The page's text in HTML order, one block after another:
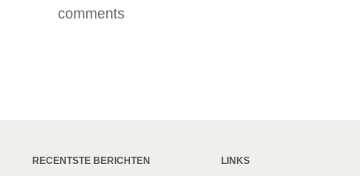
comments
RECENTSTE BERICHTEN LINKS